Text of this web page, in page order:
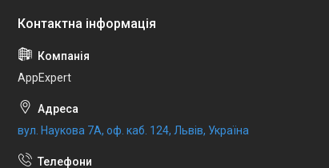
AppExpert
вул. Наукова 7А, оф. каб. 124, Львів, Україна